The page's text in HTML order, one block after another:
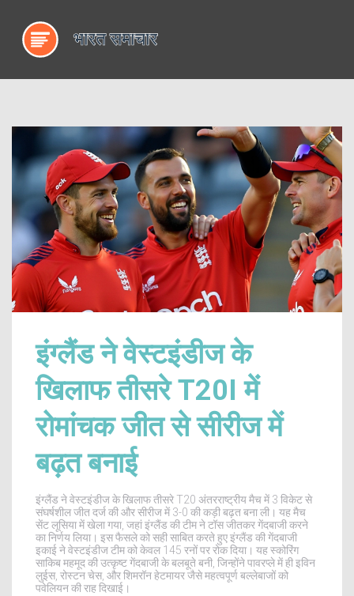
इंग्लैंड ने वेस्टइंडीज के
खिलाफ तीसरे T20I में
रोमांचक जीत से सीरीज में
बढ़त बनाई
इंग्लैंड ने वेस्टइंडीज के खिलाफ तीसरे T20 अंतरराष्ट्रीय मैच में 3 विकेट से
संघर्षशील जीत दर्ज की और सीरीज में 3-0 की कड़ी बढ़त बना ली। यह मैच
सेंट लूसिया में खेला गया, जहां इंग्लैंड की टीम ने टॉस जीतकर गेंदबाजी करने
का निर्णय लिया। इस फैसले को सही साबित करते हुए इंग्लैंड की गेंदबाजी
इकाई ने वेस्टइंडीज टीम को केवल 145 रनों पर रोक दिया। यह स्कोरिंग
साकिब महमूद की उत्कृष्ट गेंदबाजी के बलबूते बनी, जिन्होंने पावरप्ले में ही इविन
लुईस, रोस्टन चेस, और शिमरॉन हेटमायर जैसे महत्वपूर्ण बल्लेबाजों को
पवेलियन की राह दिखाई।